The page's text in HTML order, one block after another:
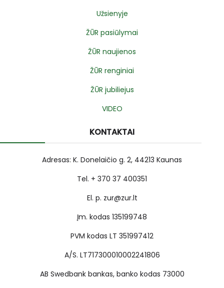
Užsienyje
ŽŪR pasiūlymai
ŽŪR naujienos
ŽŪR renginiai
ŽŪR jubiliejus
VIDEO
KONTAKTAI
Adresas: K. Donelaičio g. 2, 44213 Kaunas
Tel. + 370 37 400351
El. p. zur@zur.lt
Įm. kodas 135199748
PVM kodas LT 351997412
A/S. LT717300010002241806
AB Swedbank bankas, banko kodas 73000